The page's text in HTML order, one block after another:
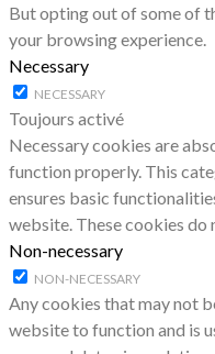
But opting out of some of
your browsing experience.
Necessary
NECESSARY
Toujours activé
Necessary cookies are
function properly. This
ensures basic
website. These cookies
Non-necessary
NON-NECESSARY
Any cookies that may not
website to function and is